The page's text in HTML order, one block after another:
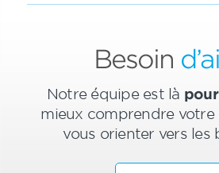
Besoin
Notre équipe est là
mieux comprendre
vous orienter vers les